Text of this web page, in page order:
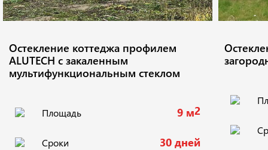
Остекление коттеджа профилем
ALUTECH с закаленным
мультифункциональным стеклом
Площадь 9 м2
Сроки 30 дней